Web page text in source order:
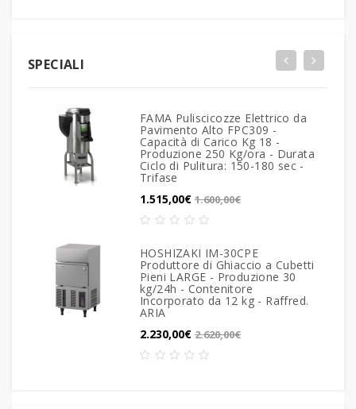
SPECIALI
FAMA Puliscicozze Elettrico da
Pavimento Alto FPC309 -
Capacità di Carico Kg 18 -
Produzione 250 Kg/ora - Durata
Ciclo di Pulitura: 150-180 sec -
Trifase
1.515,00€ 1.600,00€
HOSHIZAKI IM-30CPE
Produttore di Ghiaccio a Cubetti
Pieni LARGE - Produzione 30
kg/24h - Contenitore
Incorporato da 12 kg - Raffred.
ARIA
2.230,00€ 2.620,00€